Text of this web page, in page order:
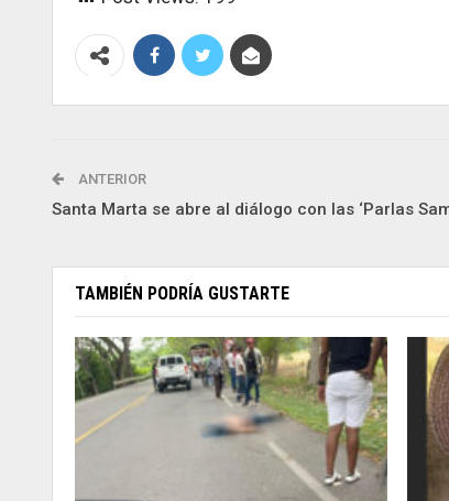
ANTERIOR
Santa Marta se abre al diálogo con las ‘Parlas
TAMBIÉN PODRÍA GUSTARTE